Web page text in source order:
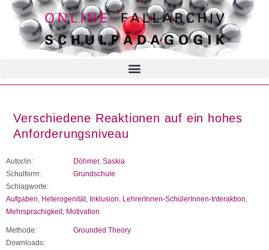
Verschiedene Reaktionen auf ein hohes
Anforderungsniveau
Autor/in:
Döhmer, Saskia
Schulform:
Grundschule
Schlagworte:
Aufgaben Heterogenität, Inklusion LehrerInnen-SchülerInnen-Interaktion
Mehrsprachigkeit, Motivation
Methode:
Grounded Theory
Downloads: